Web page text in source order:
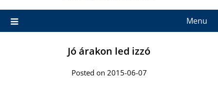
Menu
Jó árakon led izzó
Posted on 2015-06-07